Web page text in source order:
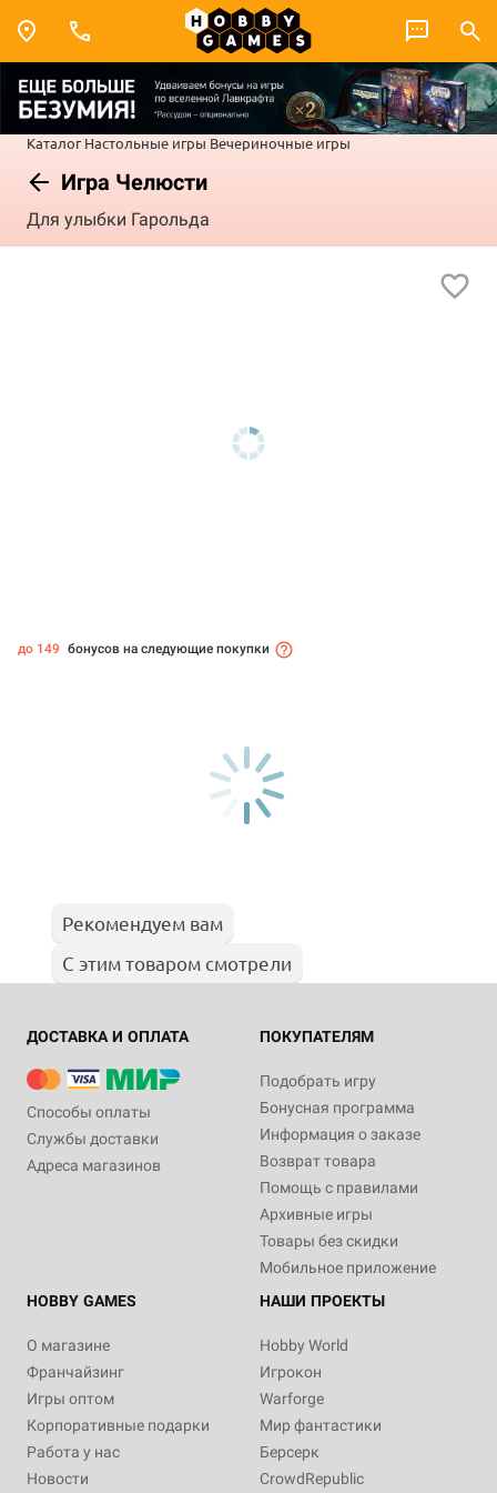
Каталог Настольные игры Вечериночные игры
Игра Челюсти
Для улыбки Гарольда
до 149 бонусов на следующие покупки
Рекомендуем вам
С этим товаром смотрели
ДОСТАВКА И ОПЛАТА
Способы оплаты
Службы доставки
Адреса магазинов
ПОКУПАТЕЛЯМ
Подобрать игру
Бонусная программа
Информация о заказе
Возврат товара
Помощь с правилами
Архивные игры
Товары без скидки
Мобильное приложение
HOBBY GAMES
О магазине
Франчайзинг
Игры оптом
Корпоративные подарки
Работа у нас
Новости
НАШИ ПРОЕКТЫ
Hobby World
Игрокон
Warforge
Мир фантастики
Берсерк
CrowdRepublic